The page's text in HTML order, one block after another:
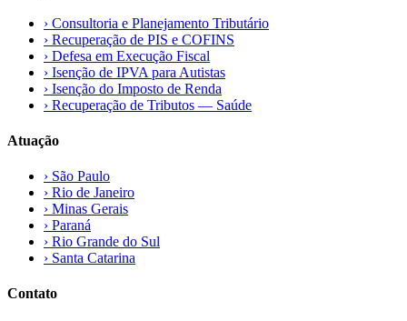
› Consultoria e Planejamento Tributário
› Recuperação de PIS e COFINS
› Defesa em Execução Fiscal
› Isenção de IPVA para Autistas
› Isenção do Imposto de Renda
› Recuperação de Tributos — Saúde
Atuação
› São Paulo
› Rio de Janeiro
› Minas Gerais
› Paraná
› Rio Grande do Sul
› Santa Catarina
Contato